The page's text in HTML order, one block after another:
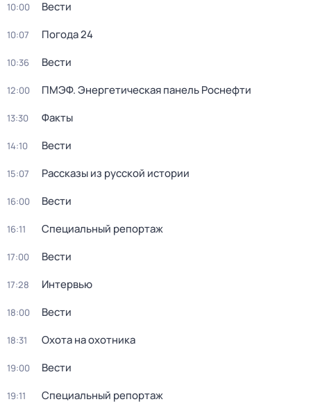
10:00 Вести
10:07 Погода 24
10:36 Вести
12:00 ПМЭФ. Энергетическая панель Роснефти
13:30 Факты
14:10 Вести
15:07 Рассказы из русской истории
16:00 Вести
16:11 Специальный репортаж
17:00 Вести
17:28 Интервью
18:00 Вести
18:31 Охота на охотника
19:00 Вести
19:11 Специальный репортаж